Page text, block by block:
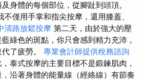
身體的每個部位，從腳趾到頭頂。
不僅用手掌和指尖按摩，還用膝蓋、
清路放鬆按摩 第二天，由於強大的壓
綠色的斑點，你只會感到精力充沛，
了疲勞。 專業會計師提供稅務諮詢
泰式按摩的主要目標不是鍛鍊肌肉，
沿著身體的能量線（經絡線）有節奏